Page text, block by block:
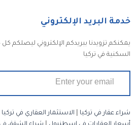
خدمة البريد الإلكتروني
يمكنكم تزويدنا ببريدكم الإلكتروني ليصلكم
السكنية في تركيا
شراء عقار في تركيا الاستثمار العقاري في تركيا